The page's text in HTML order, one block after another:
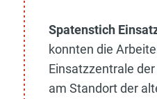
Spatenstich
konnten die
Einsatzzentrale
am Standort der